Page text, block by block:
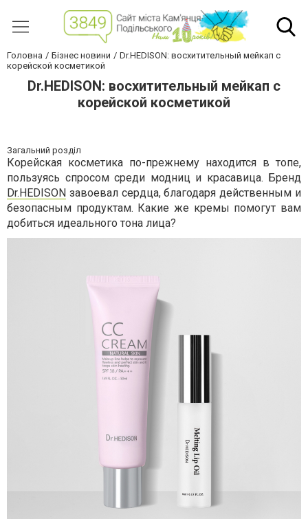
Головна Бізнес новини
Dr.HEDISON: восхитительный мейкап с
корейской косметикой
Dr.HEDISON: восхитительный мейкап с
корейской косметикой
Загальний розділ
Корейская косметика по-прежнему находится в топе,
пользуясь спросом среди модниц и красавица. Бренд
Dr.HEDISON завоевал сердца, благодаря действенным и
безопасным продуктам. Какие же кремы помогут вам
добиться идеального тона лица?